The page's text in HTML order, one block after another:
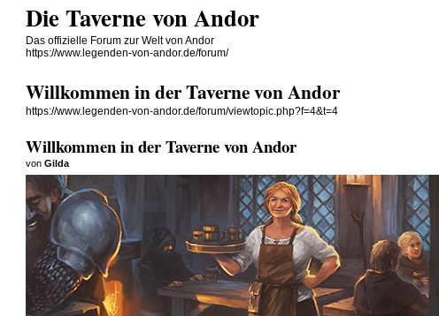
Die Taverne von Andor
Das offizielle Forum zur Welt von Andor
https://www.legenden-von-andor.de/forum/
Willkommen in der Taverne von Andor
https://www.legenden-von-andor.de/forum/viewtopic.php?f=4&t=4
Willkommen in der Taverne von Andor
vonGilda